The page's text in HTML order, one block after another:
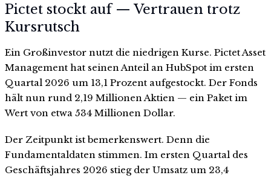
Pictet stockt auf — Vertrauen trotz
Kursrutsch
Ein Großinvestor nutzt die niedrigen Kurse. Pictet Asset
Management hat seinen Anteil an HubSpot im ersten
Quartal 2026 um 13,1 Prozent aufgestockt. Der Fonds
hält nun rund 2,19 Millionen Aktien — ein Paket im
Wert von etwa 534 Millionen Dollar.
Der Zeitpunkt ist bemerkenswert. Denn die
Fundamentaldaten stimmen. Im ersten Quartal des
Geschäftsjahres 2026 stieg der Umsatz um 23,4